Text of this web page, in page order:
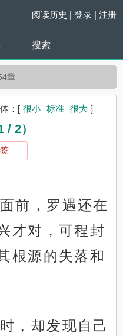
阅读历史 | 登录| 注册
搜索
章
： [ 很小 标准 很大 ]
/ 2）
前，罗遇还在
才对，可程封
根源的失落和
，却发现自己